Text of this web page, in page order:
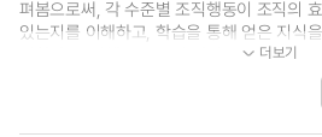
펴봄으로써, 각 수준별 조직행동이 조직의
있는지를 이해하고, 학습을 통해 얻은 지식
더보기